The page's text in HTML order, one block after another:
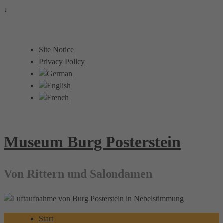
↓
Site Notice
Privacy Policy
Museum Burg Posterstein
Von Rittern und Salondamen
Start